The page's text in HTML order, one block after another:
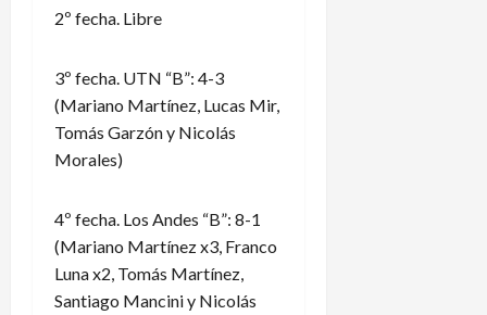
2º fecha. Libre
3º fecha. UTN “B”: 4-3
(Mariano Martínez, Lucas Mir,
Tomás Garzón y Nicolás
Morales)
4º fecha. Los Andes “B”: 8-1
(Mariano Martínez x3, Franco
Luna x2, Tomás Martínez,
Santiago Mancini y Nicolás